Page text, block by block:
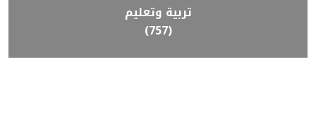
تربية وتعليم
(757)